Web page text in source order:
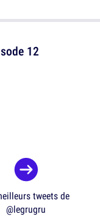
12
tweets de
@legrugru